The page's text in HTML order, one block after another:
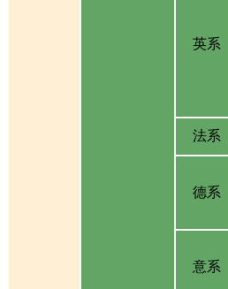
英系
法系
德系
意系